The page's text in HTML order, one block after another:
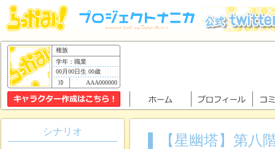
種族
学年：職業
00月00日生 00歳
AAA000000
【星幽塔】第
シナリオ